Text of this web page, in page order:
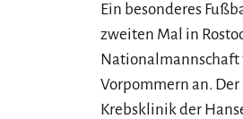
Ein besonderes
zweiten Mal in
Nationalmannschaft
Vorpommern an.
Krebsklinik der